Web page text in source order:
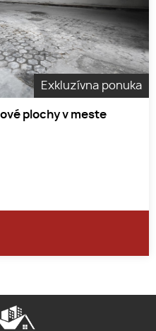
Exkluzívna ponuka
plochy v meste